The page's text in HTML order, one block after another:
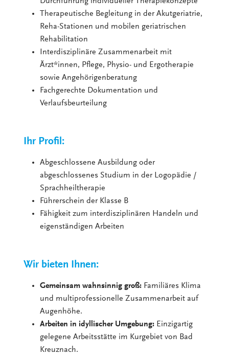
Therapeutische Begleitung in der Akutgeriatrie,
Reha-Stationen und mobilen geriatrischen
Rehabilitation
Interdisziplinäre Zusammenarbeit mit
Ärzt*innen, Pflege, Physio- und Ergotherapie
sowie Angehörigenberatung
Fachgerechte Dokumentation und
Verlaufsbeurteilung
Ihr Profil:
Abgeschlossene Ausbildung oder
abgeschlossenes Studium in der Logopädie /
Sprachheiltherapie
Führerschein der Klasse B
Fähigkeit zum interdisziplinären Handeln und
eigenständigen Arbeiten
Wir bieten Ihnen:
Gemeinsam wahnsinnig groß: Familiäres Klima
und multiprofessionelle Zusammenarbeit auf
Augenhöhe.
Arbeiten in idyllischer Umgebung: Einzigartig
gelegene Arbeitsstätte im Kurgebiet von Bad
Kreuznach.